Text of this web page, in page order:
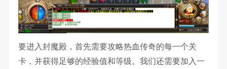
要进入封魔殿，首先需要攻略热血传奇的每一个关
卡，并获得足够的经验值和等级。我们还需要加入一